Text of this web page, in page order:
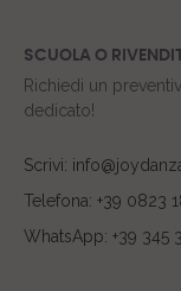
SCUOLA O
Richiedi un
dedicato!
Scrivi:
Telefona: +39 0823
WhatsApp: +39 345